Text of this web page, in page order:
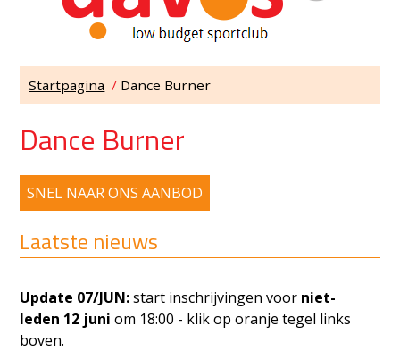
Startpagina / Dance Burner
Dance Burner
SNEL NAAR ONS AANBOD
Laatste nieuws
Update 07/JUN:start inschrijvingen voor niet-
leden 12 juniom 18:00 - klik op oranje tegel links
boven.